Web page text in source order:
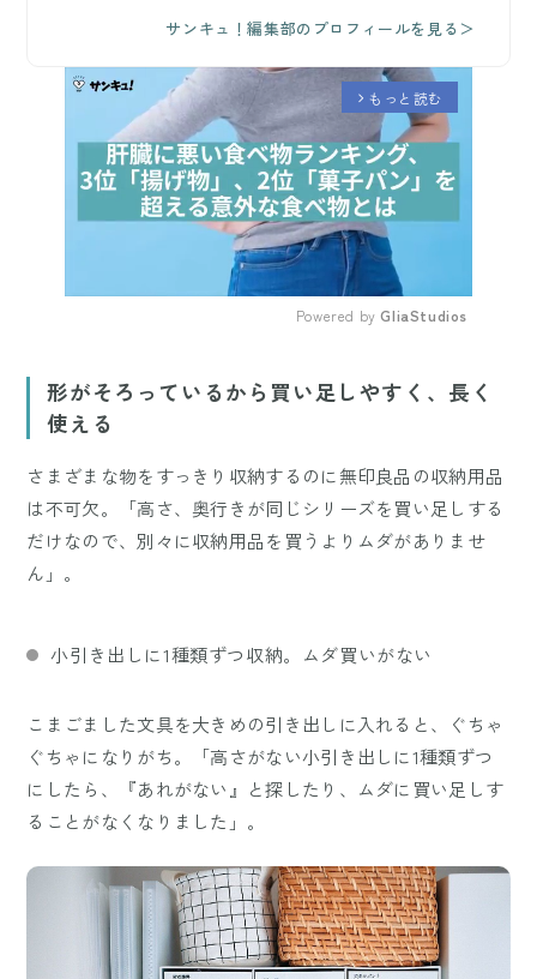
サンキュ！編集部のプロフィールを見る＞
arrow_forward_ios もっと読む
Powered by GliaStudios
形がそろっているから買い足しやすく、長く
使える
さまざまな物をすっきり収納するのに無印良品の収納用品
は不可欠。「高さ、奥行きが同じシリーズを買い足しする
だけなので、別々に収納用品を買うよりムダがありませ
ん」。
小引き出しに1種類ずつ収納。ムダ買いがない
こまごました文具を大きめの引き出しに入れると、ぐちゃ
ぐちゃになりがち。「高さがない小引き出しに1種類ずつ
にしたら、『あれがない』と探したり、ムダに買い足しす
ることがなくなりました」。